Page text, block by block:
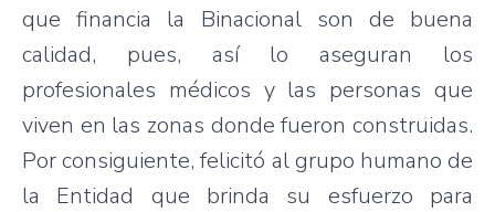
que financia la Binacional son de buena
calidad, pues, así lo aseguran los
profesionales médicos y las personas que
viven en las zonas donde fueron construidas.
Por consiguiente, felicitó al grupo humano de
la Entidad que brinda su esfuerzo para